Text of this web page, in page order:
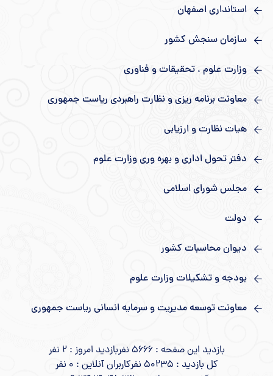
استانداری اصفهان
سازمان سنجش کشور
وزارت علوم ، تحقیقات و فناوری
معاونت برنامه ریزی و نظارت راهبردی ریاست جمهوری
هیات نظارت و ارزیابی
دفتر تحول اداری و بهره وری وزارت علوم
مجلس شورای اسلامی
دولت
دیوان محاسبات کشور
بودجه و تشکیلات وزارت علوم
معاونت توسعه مدیریت و سرمایه انسانی ریاست جمهوری
بازدید این صفحه : 5666 نفر
بازدید امروز : 2 نفر
کل بازدید : 50235 نفر
کاربران آنلاین : 0 نفر